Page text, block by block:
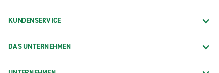
KUNDENSERVICE
DAS UNTERNEHMEN